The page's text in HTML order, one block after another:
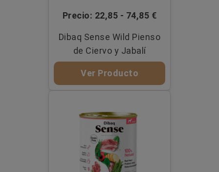
Precio: 22,85 - 74,85 €
Dibaq Sense Wild Pienso
de Ciervo y Jabalí
Ver Producto